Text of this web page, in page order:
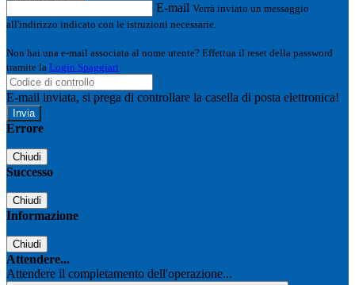
E-mail Verrà inviato un messaggio
all'indirizzo indicato con le istruzioni necessarie.
Non hai una e-mail associata al nome utente? Effettua il reset della password
tramite la Login Spaggiari
E-mail inviata, si prega di controllare la casella di posta elettronica!
Errore
Chiudi
Successo
Chiudi
Informazione
Chiudi
Attendere...
Attendere il completamento dell'operazione...